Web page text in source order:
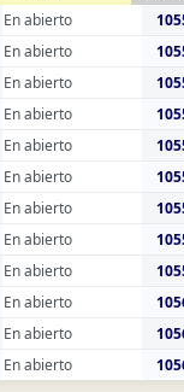
En abierto
En abierto
En abierto
En abierto
En abierto
En abierto
En abierto
En abierto
En abierto
En abierto
En abierto
En abierto